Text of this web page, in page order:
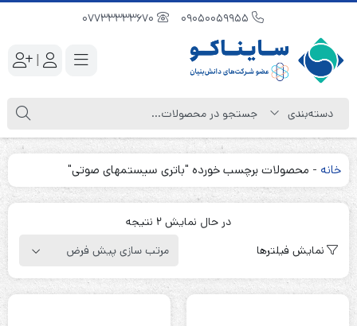
|
خانه - محصولات برچسب خورده "باتری سیستمهای صوتی"
در حال نمایش 2 نتیجه
نمایش فیلترها